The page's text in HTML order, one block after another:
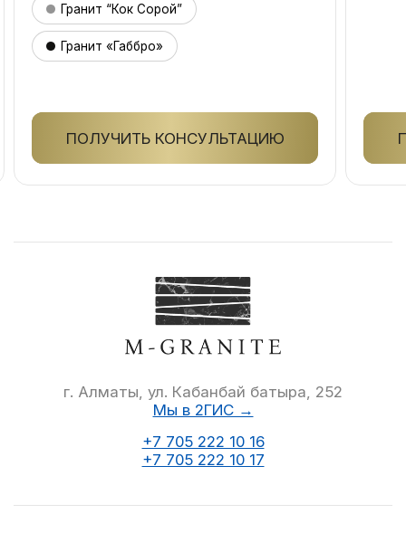
Гранит “Кок Сорой”
Гранит «Габбро»
ПОЛУЧИТЬ КОНСУЛЬТАЦИЮ
г. Алматы, ул. Кабанбай батыра, 252
Мы в 2ГИС →
+7 705 222 10 16
+7 705 222 10 17